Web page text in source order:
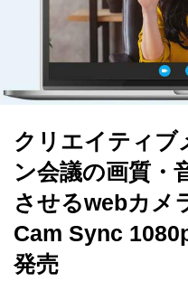
クリエイティブ
ン会議の画質・
させるwebカメ
Cam Sync
発売